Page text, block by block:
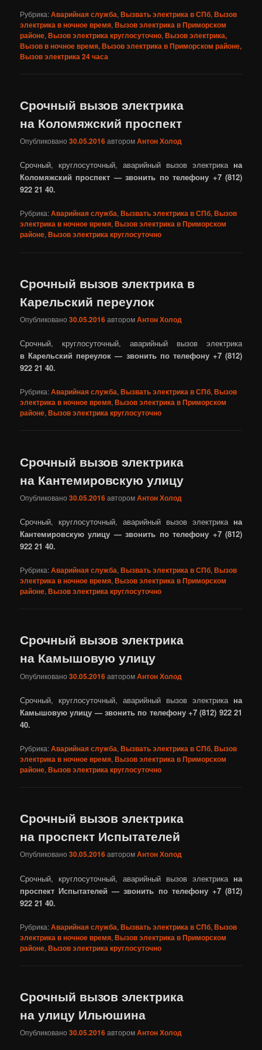
Рубрика:Аварийная служба,Вызвать электрика в СПб,Вызов
электрика в ночное время,Вызов электрика в Приморском
районе,Вызов электрика круглосуточно,Вызов электрика,
Вызов в ночное время, Вызов электрика в Приморском районе,
Вызов электрика 24 часа
Срочный вызов электрика
на Коломяжский проспект
Опубликовано30.05.2016авторомАнтон Холод
Срочный, круглосуточный, аварийный вызов электрика на
Коломяжский проспект — звонить по телефону +7 (812)
922 21 40.
Рубрика:Аварийная служба,Вызвать электрика в СПб,Вызов
электрика в ночное время,Вызов электрика в Приморском
районе,Вызов электрика круглосуточно
Срочный вызов электрика в
Карельский переулок
Опубликовано30.05.2016авторомАнтон Холод
Срочный, круглосуточный, аварийный вызов электрика
в Карельский переулок — звонить по телефону +7 (812)
922 21 40.
Рубрика:Аварийная служба,Вызвать электрика в СПб,Вызов
электрика в ночное время,Вызов электрика в Приморском
районе,Вызов электрика круглосуточно
Срочный вызов электрика
на Кантемировскую улицу
Опубликовано30.05.2016авторомАнтон Холод
Срочный, круглосуточный, аварийный вызов электрика на
Кантемировскую улицу — звонить по телефону +7 (812)
922 21 40.
Рубрика:Аварийная служба,Вызвать электрика в СПб,Вызов
электрика в ночное время,Вызов электрика в Приморском
районе,Вызов электрика круглосуточно
Срочный вызов электрика
на Камышовую улицу
Опубликовано30.05.2016авторомАнтон Холод
Срочный, круглосуточный, аварийный вызов электрика на
Камышовую улицу — звонить по телефону +7 (812) 922 21
40.
Рубрика:Аварийная служба,Вызвать электрика в СПб,Вызов
электрика в ночное время,Вызов электрика в Приморском
районе,Вызов электрика круглосуточно
Срочный вызов электрика
на проспект Испытателей
Опубликовано30.05.2016авторомАнтон Холод
Срочный, круглосуточный, аварийный вызов электрика на
проспект Испытателей — звонить по телефону +7 (812)
922 21 40.
Рубрика:Аварийная служба,Вызвать электрика в СПб,Вызов
электрика в ночное время,Вызов электрика в Приморском
районе,Вызов электрика круглосуточно
Срочный вызов электрика
на улицу Ильюшина
Опубликовано30.05.2016авторомАнтон Холод